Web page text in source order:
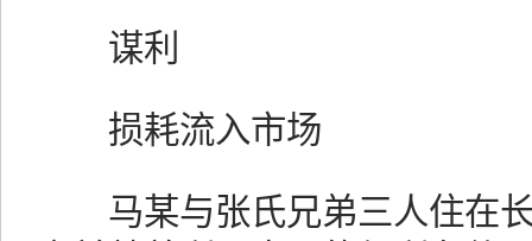
谋利
损耗流入市场
马某与张氏兄弟三人住在长